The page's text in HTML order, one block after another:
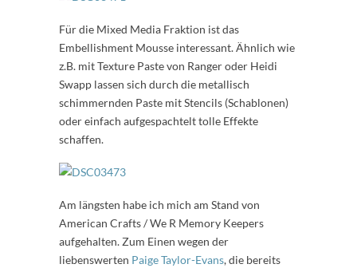
Für die Mixed Media Fraktion ist das
Embellishment Mousse interessant. Ähnlich wie
z.B. mit Texture Paste von Ranger oder Heidi
Swapp lassen sich durch die metallisch
schimmernden Paste mit Stencils (Schablonen)
oder einfach aufgespachtelt tolle Effekte
schaffen.
Am längsten habe ich mich am Stand von
American Crafts / We R Memory Keepers
aufgehalten. Zum Einen wegen der
liebenswerten Paige Taylor-Evans, die bereits